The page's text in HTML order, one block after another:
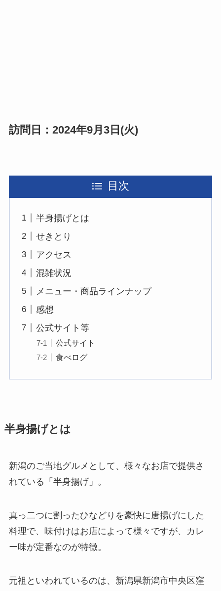
訪問日：2024年9月3日(火)
目次
半身揚げとは
せきとり
アクセス
混雑状況
メニュー・商品ラインナップ
感想
公式サイト等
公式サイト
食べログ
半身揚げとは
新潟のご当地グルメとして、様々なお店で提供さ
れている「半身揚げ」。
真っ二つに割ったひなどりを豪快に唐揚げにした
料理で、味付けはお店によって様々ですが、カレ
ー味が定番なのが特徴。
元祖といわれているのは、新潟県新潟市中央区窪